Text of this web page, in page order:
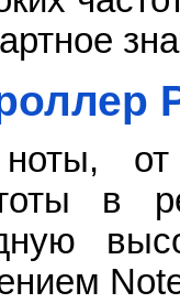
от
в